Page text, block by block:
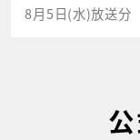
8月5日(水)放送分